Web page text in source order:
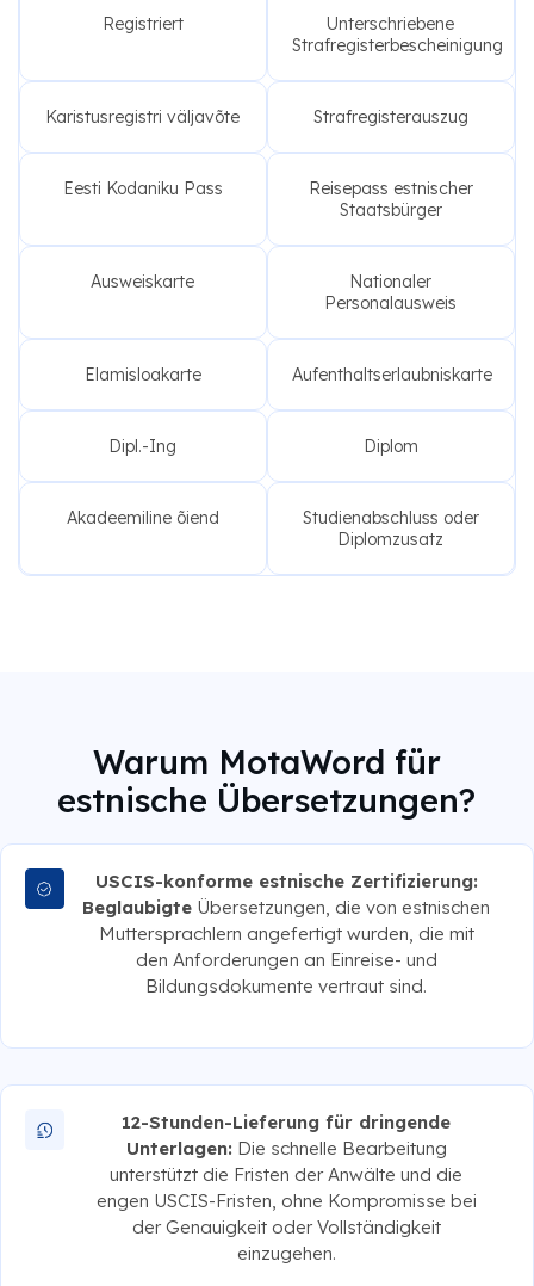
Registriert
Unterschriebene
Strafregisterbescheinigung
Karistusregistri väljavõte Strafregisterauszug
Eesti Kodaniku Pass
Reisepass estnischer
Staatsbürger
Ausweiskarte
Nationaler
Personalausweis
Elamisloakarte Aufenthaltserlaubniskarte
Dipl.-Ing Diplom
Akadeemiline õiend
Studienabschluss oder
Diplomzusatz
Warum MotaWord für
estnische Übersetzungen?
USCIS-konforme estnische Zertifizierung:
Beglaubigte Übersetzungen, die von estnischen
Muttersprachlern angefertigt wurden, die mit
den Anforderungen an Einreise- und
Bildungsdokumente vertraut sind.
12-Stunden-Lieferung für dringende
Unterlagen: Die schnelle Bearbeitung
unterstützt die Fristen der Anwälte und die
engen USCIS-Fristen, ohne Kompromisse bei
der Genauigkeit oder Vollständigkeit
einzugehen.